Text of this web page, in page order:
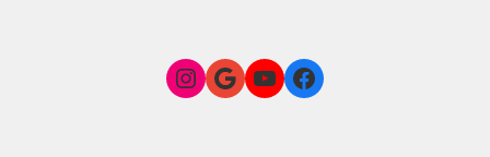
Instagram
Google Link zum FunShop WienYouTubeFacebook